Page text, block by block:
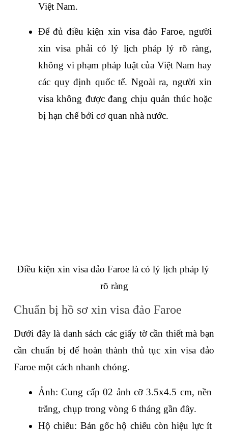
Việt Nam.
Để đủ điều kiện xin visa đảo Faroe, người
xin visa phải có lý lịch pháp lý rõ ràng,
không vi phạm pháp luật của Việt Nam hay
các quy định quốc tế. Ngoài ra, người xin
visa không được đang chịu quản thúc hoặc
bị hạn chế bởi cơ quan nhà nước.
Điều kiện xin visa đảo Faroe là có lý lịch pháp lý
rõ ràng
Chuẩn bị hồ sơ xin visa đảo Faroe
Dưới đây là danh sách các giấy tờ cần thiết mà bạn
cần chuẩn bị để hoàn thành thủ tục xin visa đảo
Faroe một cách nhanh chóng.
Ảnh: Cung cấp 02 ảnh cỡ 3.5x4.5 cm, nền
trắng, chụp trong vòng 6 tháng gần đây.
Hộ chiếu: Bản gốc hộ chiếu còn hiệu lực ít